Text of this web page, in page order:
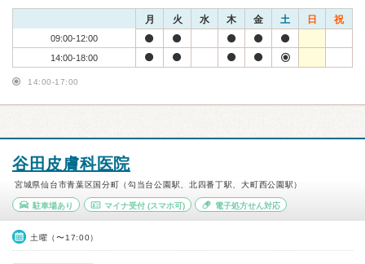
月 火 水 木 金 土 日 祝
09:00-12:00
14:00-18:00
14:00-17:00
谷田皮膚科医院
宮城県仙台市青葉区国分町（勾当台公園駅、北四番丁駅、大町西公園駅）
駐車場あり マイナ受付(スマホ可) 電子処方せん対応
土曜（〜17:00）